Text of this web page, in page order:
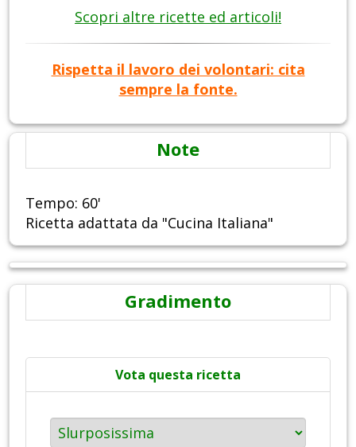
Scopri altre ricette ed articoli!
Rispetta il lavoro dei volontari: cita
sempre la fonte.
Note
Tempo: 60'
Ricetta adattata da "Cucina Italiana"
Gradimento
Vota questa ricetta